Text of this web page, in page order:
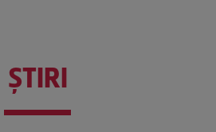
ŞTIRI